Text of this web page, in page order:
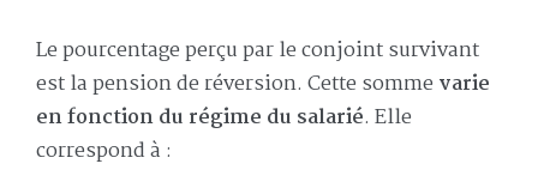
Le pourcentage perçu par le conjoint survivant
est la pension de réversion. Cette somme varie
en fonction du régime du salarié. Elle
correspond à :